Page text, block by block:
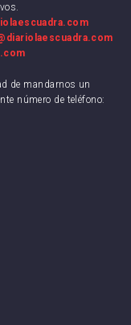
de mandarnos un
número de teléfono: